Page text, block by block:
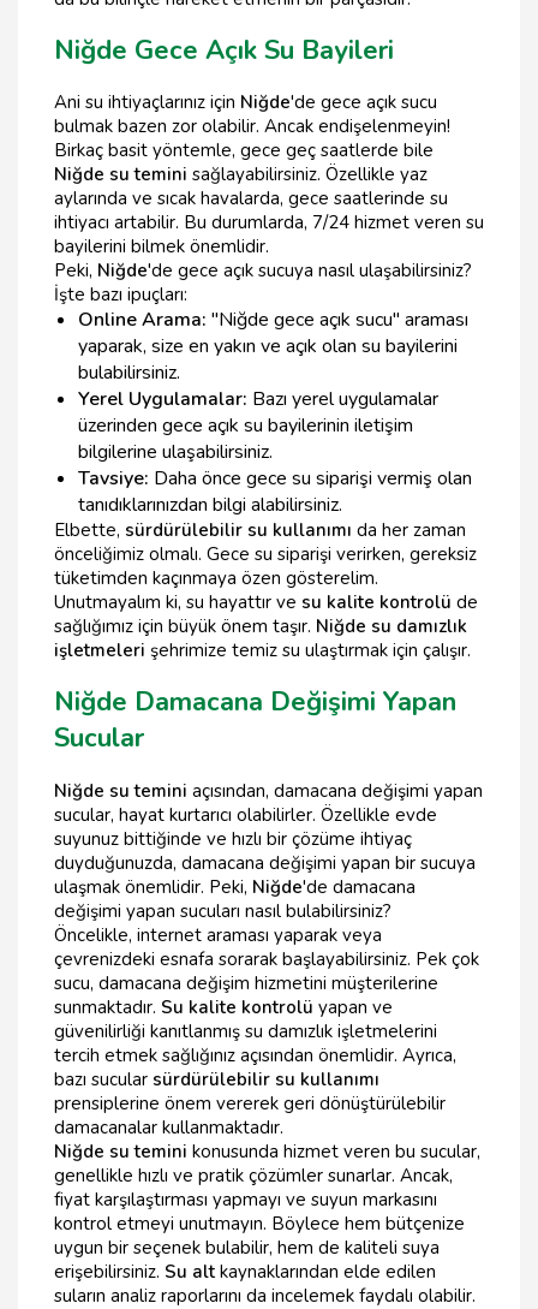
Niğde Gece Açık Su Bayileri
Ani su ihtiyaçlarınız için Niğde'de gece açık sucu
bulmak bazen zor olabilir. Ancak endişelenmeyin!
Birkaç basit yöntemle, gece geç saatlerde bile
Niğde su temini sağlayabilirsiniz. Özellikle yaz
aylarında ve sıcak havalarda, gece saatlerinde su
ihtiyacı artabilir. Bu durumlarda, 7/24 hizmet veren su
bayilerini bilmek önemlidir.
Peki, Niğde'de gece açık sucuya nasıl ulaşabilirsiniz?
İşte bazı ipuçları:
Online Arama: "Niğde gece açık sucu" araması
yaparak, size en yakın ve açık olan su bayilerini
bulabilirsiniz.
Yerel Uygulamalar: Bazı yerel uygulamalar
üzerinden gece açık su bayilerinin iletişim
bilgilerine ulaşabilirsiniz.
Tavsiye: Daha önce gece su siparişi vermiş olan
tanıdıklarınızdan bilgi alabilirsiniz.
Elbette, sürdürülebilir su kullanımı da her zaman
önceliğimiz olmalı. Gece su siparişi verirken, gereksiz
tüketimden kaçınmaya özen gösterelim.
Unutmayalım ki, su hayattır ve su kalite kontrolü de
sağlığımız için büyük önem taşır. Niğde su damızlık
işletmeleri şehrimize temiz su ulaştırmak için çalışır.
Niğde Damacana Değişimi Yapan
Sucular
Niğde su temini açısından, damacana değişimi yapan
sucular, hayat kurtarıcı olabilirler. Özellikle evde
suyunuz bittiğinde ve hızlı bir çözüme ihtiyaç
duyduğunuzda, damacana değişimi yapan bir sucuya
ulaşmak önemlidir. Peki, Niğde'de damacana
değişimi yapan sucuları nasıl bulabilirsiniz?
Öncelikle, internet araması yaparak veya
çevrenizdeki esnafa sorarak başlayabilirsiniz. Pek çok
sucu, damacana değişim hizmetini müşterilerine
sunmaktadır. Su kalite kontrolü yapan ve
güvenilirliği kanıtlanmış su damızlık işletmelerini
tercih etmek sağlığınız açısından önemlidir. Ayrıca,
bazı sucular sürdürülebilir su kullanımı
prensiplerine önem vererek geri dönüştürülebilir
damacanalar kullanmaktadır.
Niğde su temini konusunda hizmet veren bu sucular,
genellikle hızlı ve pratik çözümler sunarlar. Ancak,
fiyat karşılaştırması yapmayı ve suyun markasını
kontrol etmeyi unutmayın. Böylece hem bütçenize
uygun bir seçenek bulabilir, hem de kaliteli suya
erişebilirsiniz. Su alt kaynaklarından elde edilen
suların analiz raporlarını da incelemek faydalı olabilir.